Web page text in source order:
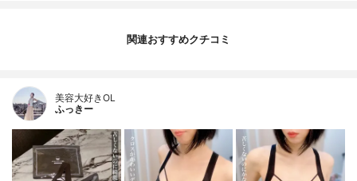
関連おすすめクチコミ
美容大好きOL
ふっきー